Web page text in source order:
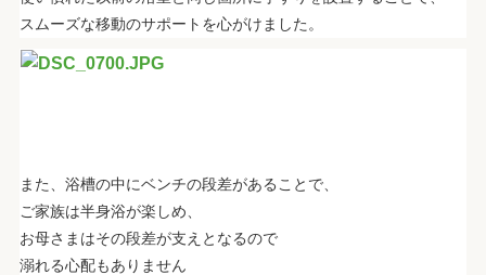
スムーズな移動のサポートを心がけました。
また、浴槽の中にベンチの段差があることで、
ご家族は半身浴が楽しめ、
お母さまはその段差が支えとなるので
溺れる心配もありません